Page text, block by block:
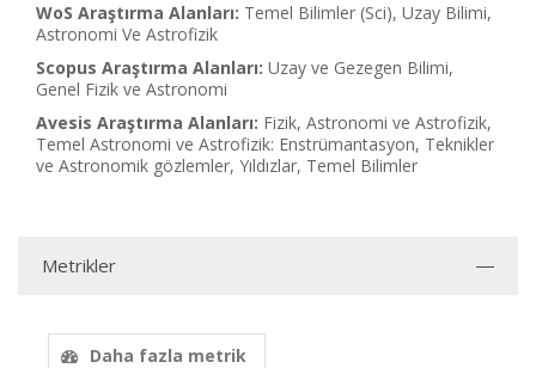
WoS Araştırma Alanları: Temel Bilimler (Sci), Uzay Bilimi,
Astronomi Ve Astrofizik
Scopus Araştırma Alanları: Uzay ve Gezegen Bilimi,
Genel Fizik ve Astronomi
Avesis Araştırma Alanları: Fizik, Astronomi ve Astrofizik,
Temel Astronomi ve Astrofizik: Enstrümantasyon, Teknikler
ve Astronomik gözlemler, Yıldızlar, Temel Bilimler
Metrikler
Daha fazla metrik